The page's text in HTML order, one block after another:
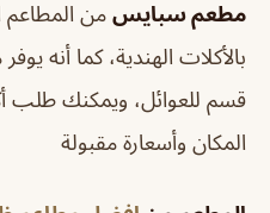
مطعم سبايس من
بالأكلات الهندية، كما أنه
قسم للعوائل، ويمكنك طلب
المكان وأسعارة مقبولة